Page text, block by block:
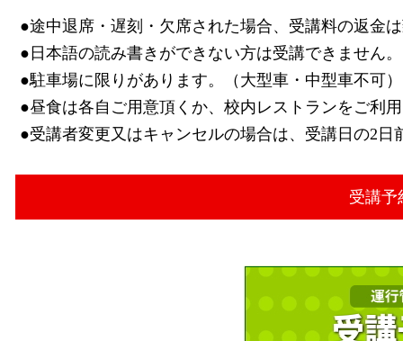
●途中退席・遅刻・欠席された場合、受講料の返金
●日本語の読み書きができない方は受講できません。
●駐車場に限りがあります。（大型車・中型車不可）
●昼食は各自ご用意頂くか、校内レストランをご利
●受講者変更又はキャンセルの場合は、受講日の2
受講予